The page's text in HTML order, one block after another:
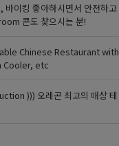
바이킹 좋아하시면서 안전하고
콘도 찾으시는 분!
Chinese Restaurant with
Cooler, etc
))) 오레곤 최고의 매상 테